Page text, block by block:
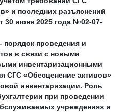
и последних разъяснений
30 июня 2025 года №02-07-
порядок проведения и
в связи с новыми
инвентаризационными
СГС «Обесценение активов»
инвентаризации. Роль
при проведении
учреждениях и